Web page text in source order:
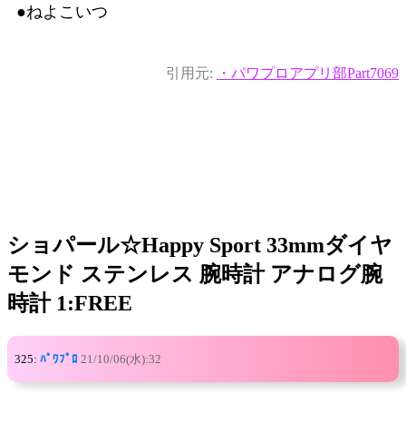
●ねよこいつ
引用元: ・パワプロアプリ部Part7069
ショパール☆Happy Sport 33mmダイヤ
モンド ステンレス 腕時計 アナログ腕
時計 1:FREE
325: ﾊﾟﾜﾌﾟﾛ 21/10/06(水):32